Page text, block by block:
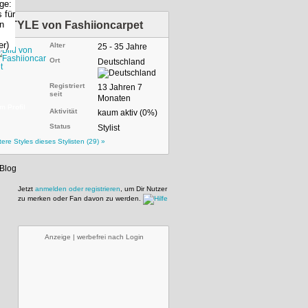
STYLE von Fashiioncarpet
Alter 25 - 35 Jahre
Ort Deutschland
Registriert
seit
13 Jahren 7
Monaten
Aktivität kaum aktiv (0%)
Status Stylist
Styles dieses Stylisten (29) »
Jetzt anmelden oder registrieren , um Dir Nutzer
zu merken oder Fan davon zu werden.
Anzeige | werbefrei nach Login